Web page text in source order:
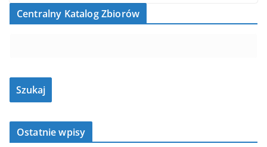
Centralny Katalog Zbiorów
Ostatnie wpisy